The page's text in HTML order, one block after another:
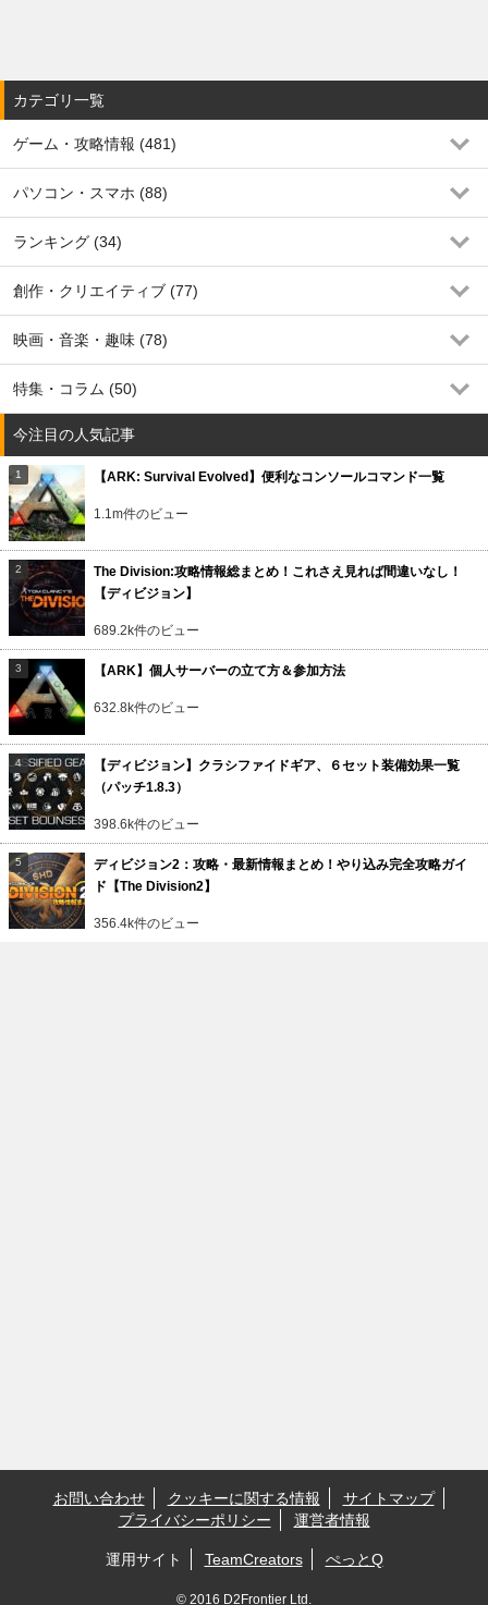
カテゴリ一覧
ゲーム・攻略情報 (481)
パソコン・スマホ (88)
ランキング (34)
創作・クリエイティブ (77)
映画・音楽・趣味 (78)
特集・コラム (50)
今注目の人気記事
【ARK: Survival Evolved】便利なコンソールコマンド一覧
1.1m件のビュー
The Division:攻略情報総まとめ！これさえ見れば間違いなし！
【ディビジョン】
689.2k件のビュー
【ARK】個人サーバーの立て方＆参加方法
632.8k件のビュー
【ディビジョン】クラシファイドギア、６セット装備効果一覧
（パッチ1.8.3）
398.6k件のビュー
ディビジョン2：攻略・最新情報まとめ！やり込み完全攻略ガイ
ド【The Division2】
356.4k件のビュー
お問い合わせ クッキーに関する情報
サイトマップ
プライバシーポリシー
運営者情報
運用サイト TeamCreators ぺっとQ
© 2016 D2Frontier Ltd.